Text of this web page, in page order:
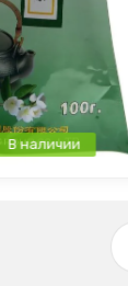
В наличии